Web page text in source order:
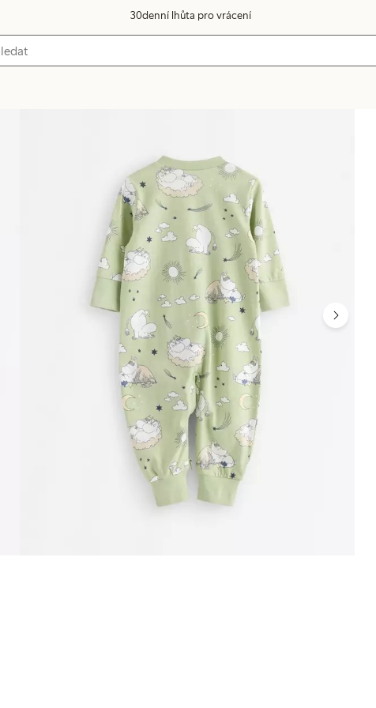
30denní lhůta pro vrácení